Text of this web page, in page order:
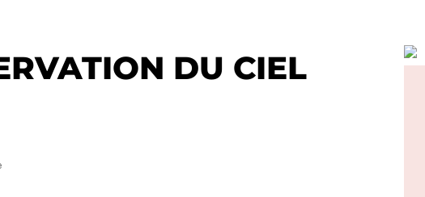
DU CIEL